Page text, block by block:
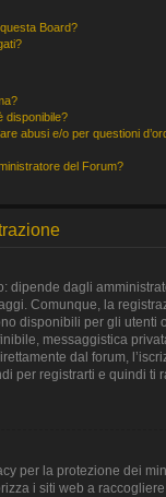
Board?
disponibile?
abusi e/o per questioni
del Forum?
dipende dagli
Comunque, la
disponibili per gli utenti
messaggistica
dal forum,
per registrarti e quindi ti
per la protezione dei
i siti web a